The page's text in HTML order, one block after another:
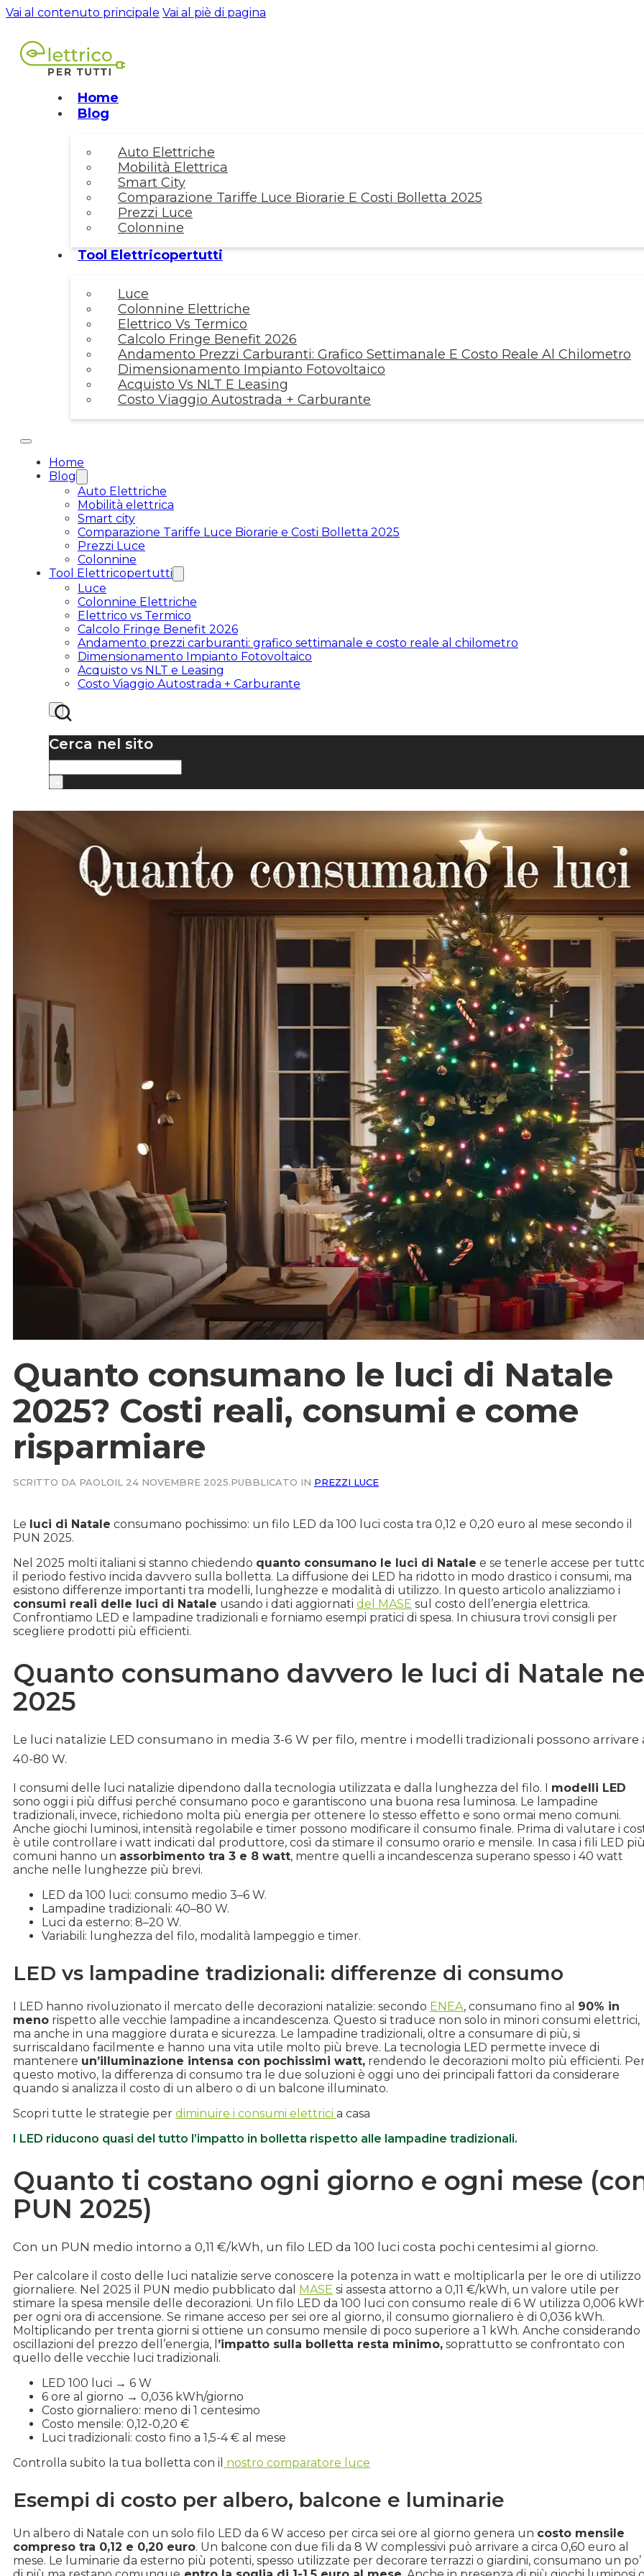
Vai al contenuto principale Vai al piè di pagina
Home
Blog
Auto Elettriche
Mobilità Elettrica
Smart City
Comparazione Tariffe Luce Biorarie E Costi Bolletta 2025
Prezzi Luce
Colonnine
Tool Elettricopertutti
Luce
Colonnine Elettriche
Elettrico Vs Termico
Calcolo Fringe Benefit 2026
Andamento Prezzi Carburanti: Grafico Settimanale E Costo Reale Al Chilometro
Dimensionamento Impianto Fotovoltaico
Acquisto Vs NLT E Leasing
Costo Viaggio Autostrada + Carburante
Home
Blog
Auto Elettriche
Mobilità elettrica
Smart city
Comparazione Tariffe Luce Biorarie e Costi Bolletta 2025
Prezzi Luce
Colonnine
Tool Elettricopertutti
Luce
Colonnine Elettriche
Elettrico vs Termico
Calcolo Fringe Benefit 2026
Andamento prezzi carburanti: grafico settimanale e costo reale al chilometro
Dimensionamento Impianto Fotovoltaico
Acquisto vs NLT e Leasing
Costo Viaggio Autostrada + Carburante
Cerca nel sito
Quanto consumano le luci di Natale
2025? Costi reali, consumi e come
risparmiare
SCRITTO DA PAOLOIL 24 NOVEMBRE 2025.PUBBLICATO IN PREZZI LUCE
Le luci di Natale consumano pochissimo: un filo LED da 100 luci costa tra 0,12 e 0,20 euro al mese secondo il
PUN 2025.
Nel 2025 molti italiani si stanno chiedendo quanto consumano le luci di Natale e se tenerle accese per
il periodo festivo incida davvero sulla bolletta. La diffusione dei LED ha ridotto in modo drastico i consumi, ma
esistono differenze importanti tra modelli, lunghezze e modalità di utilizzo. In questo articolo analizziamo i
consumi reali delle luci di Natale usando i dati aggiornati del MASE sul costo dell’energia elettrica.
Confrontiamo LED e lampadine tradizionali e forniamo esempi pratici di spesa. In chiusura trovi consigli per
scegliere prodotti più efficienti.
Quanto consumano davvero le luci di Natale
2025
Le luci natalizie LED consumano in media 3-6 W per filo, mentre i modelli tradizionali possono arrivare
40-80 W.
I consumi delle luci natalizie dipendono dalla tecnologia utilizzata e dalla lunghezza del filo. I modelli LED
sono oggi i più diffusi perché consumano poco e garantiscono una buona resa luminosa. Le lampadine
tradizionali, invece, richiedono molta più energia per ottenere lo stesso effetto e sono ormai meno comuni.
Anche giochi luminosi, intensità regolabile e timer possono modificare il consumo finale. Prima di valutare i
è utile controllare i watt indicati dal produttore, così da stimare il consumo orario e mensile. In casa i fili LED
comuni hanno un assorbimento tra 3 e 8 watt, mentre quelli a incandescenza superano spesso i 40 watt
anche nelle lunghezze più brevi.
LED da 100 luci: consumo medio 3–6 W.
Lampadine tradizionali: 40–80 W.
Luci da esterno: 8–20 W.
Variabili: lunghezza del filo, modalità lampeggio e timer.
LED vs lampadine tradizionali: differenze di consumo
I LED hanno rivoluzionato il mercato delle decorazioni natalizie: secondo ENEA, consumano fino al 90% in
meno rispetto alle vecchie lampadine a incandescenza. Questo si traduce non solo in minori consumi elettrici,
ma anche in una maggiore durata e sicurezza. Le lampadine tradizionali, oltre a consumare di più, si
surriscaldano facilmente e hanno una vita utile molto più breve. La tecnologia LED permette invece di
mantenere un’illuminazione intensa con pochissimi watt, rendendo le decorazioni molto più efficienti.
questo motivo, la differenza di consumo tra le due soluzioni è oggi uno dei principali fattori da considerare
quando si analizza il costo di un albero o di un balcone illuminato.
Scopri tutte le strategie per diminuire i consumi elettrici a casa
I LED riducono quasi del tutto l’impatto in bolletta rispetto alle lampadine tradizionali.
Quanto ti costano ogni giorno e ogni mese
PUN 2025)
Con un PUN medio intorno a 0,11 €/kWh, un filo LED da 100 luci costa pochi centesimi al giorno.
Per calcolare il costo delle luci natalizie serve conoscere la potenza in watt e moltiplicarla per le ore di utilizzo
giornaliere. Nel 2025 il PUN medio pubblicato dal MASE si assesta attorno a 0,11 €/kWh, un valore utile per
stimare la spesa mensile delle decorazioni. Un filo LED da 100 luci con consumo reale di 6 W utilizza 0,006
per ogni ora di accensione. Se rimane acceso per sei ore al giorno, il consumo giornaliero è di 0,036 kWh.
Moltiplicando per trenta giorni si ottiene un consumo mensile di poco superiore a 1 kWh. Anche considerando
oscillazioni del prezzo dell’energia, l ’impatto sulla bolletta resta minimo, soprattutto se confrontato con
quello delle vecchie luci tradizionali.
LED 100 luci → 6 W
6 ore al giorno → 0,036 kWh/giorno
Costo giornaliero: meno di 1 centesimo
Costo mensile: 0,12-0,20 €
Luci tradizionali: costo fino a 1,5-4 € al mese
Controlla subito la tua bolletta con il nostro comparatore luce
Esempi di costo per albero, balcone e luminarie
Un albero di Natale con un solo filo LED da 6 W acceso per circa sei ore al giorno genera un costo mensile
compreso tra 0,12 e 0,20 euro. Un balcone con due fili da 8 W complessivi può arrivare a circa 0,60 euro al
mese. Le luminarie da esterno più potenti, spesso utilizzate per decorare terrazzi o giardini, consumano un po’